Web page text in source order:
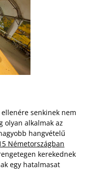
senkinek nem
olyan alkalmak az
hangvételű
Németországban
kerekednek
egy hatalmasat